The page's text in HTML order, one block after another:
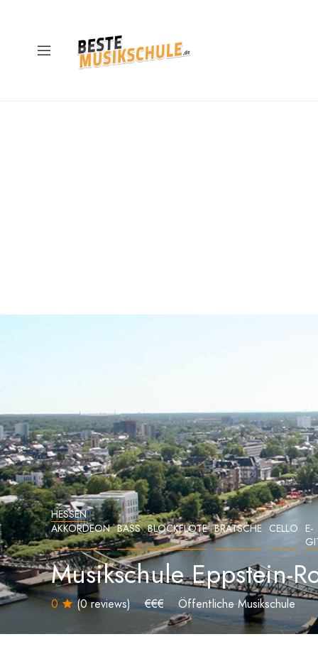
HESSEN
AKKORDEON BASS BLOCKFLÖTE BRATSCHE CELLO
E-
Musikschule Eppstein-
0 (0 reviews) €€€ Öffentliche Musikschule